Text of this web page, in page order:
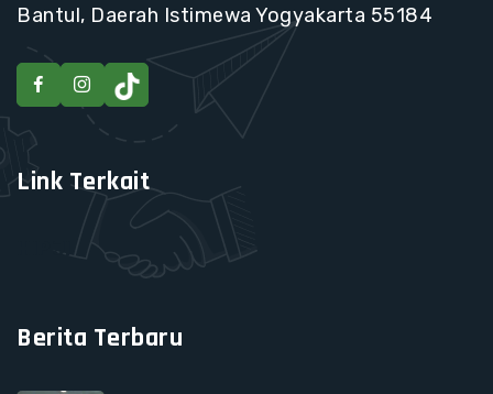
Bantul, Daerah Istimewa Yogyakarta 55184
Berita Terbaru
Link Terkait
HIPJI